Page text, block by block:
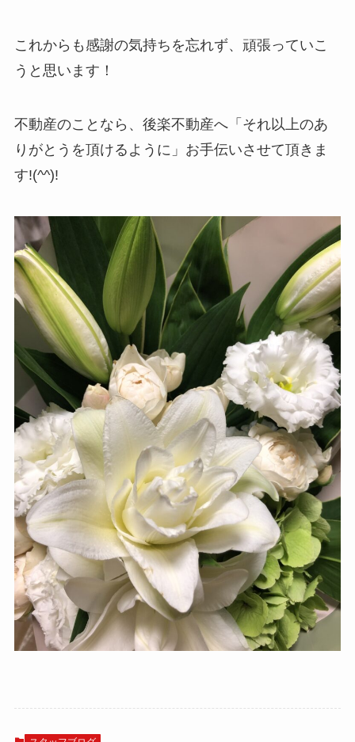
これからも感謝の気持ちを忘れず、頑張っていこ
うと思います！
不動産のことなら、後楽不動産へ「それ以上のあ
りがとうを頂けるように」お手伝いさせて頂きま
す!(^^)!